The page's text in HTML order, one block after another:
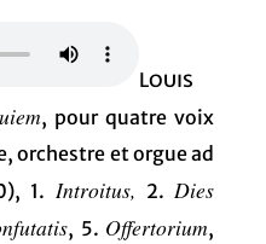
Louis
, pour quatre voix
orchestre et orgue ad
1. Introitus, 2.Dies
, 5. Offertorium,